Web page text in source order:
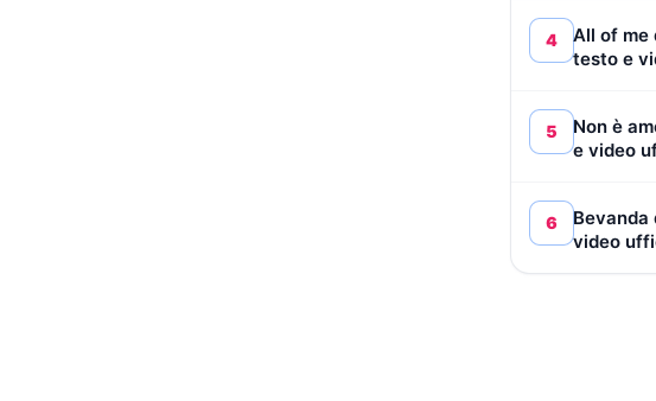
4
All of me
testo e
5
Non è
e video
6
Bevanda
video